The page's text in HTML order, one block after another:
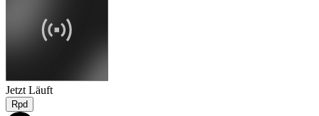
Jetzt Läuft
Rpd